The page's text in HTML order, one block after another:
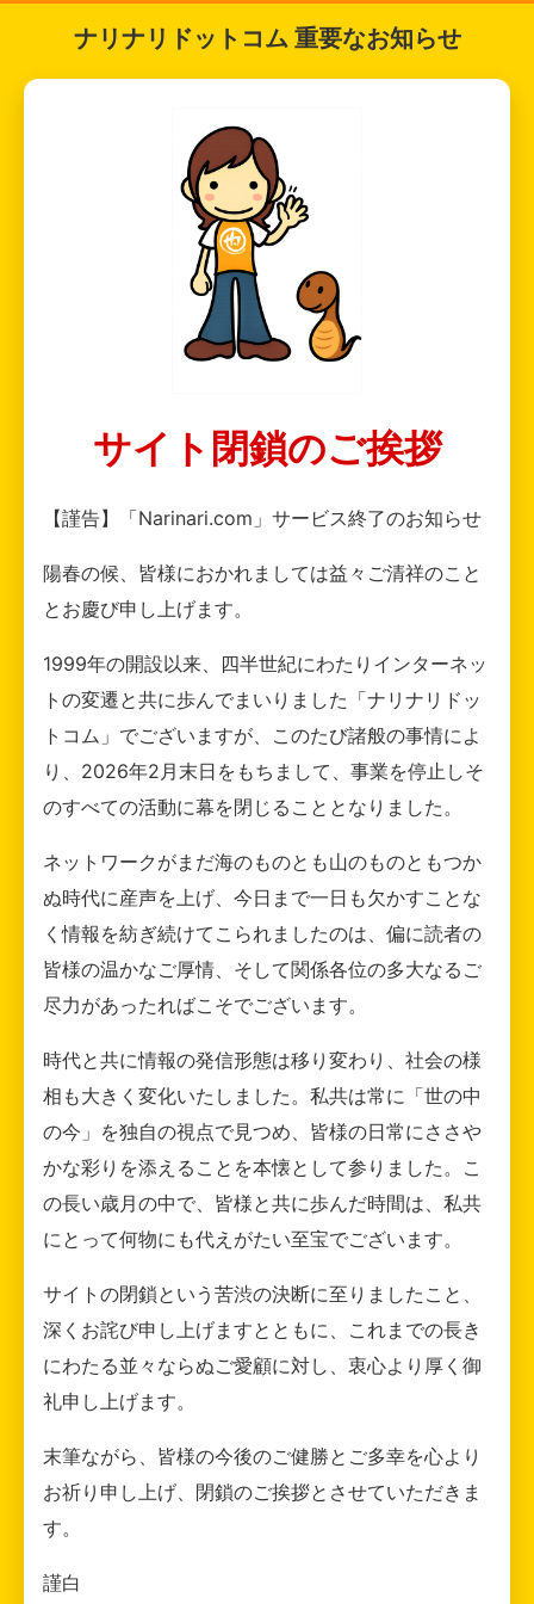
ナリナリドットコム 重要なお知らせ
サイト閉鎖のご挨拶
【謹告】「Narinari.com」サービス終了のお知らせ
陽春の候、皆様におかれましては益々ご清祥のこと
とお慶び申し上げます。
1999年の開設以来、四半世紀にわたりインターネッ
トの変遷と共に歩んでまいりました「ナリナリドッ
トコム」でございますが、このたび諸般の事情によ
り、2026年2月末日をもちまして、事業を停止しそ
のすべての活動に幕を閉じることとなりました。
ネットワークがまだ海のものとも山のものともつか
ぬ時代に産声を上げ、今日まで一日も欠かすことな
く情報を紡ぎ続けてこられましたのは、偏に読者の
皆様の温かなご厚情、そして関係各位の多大なるご
尽力があったればこそでございます。
時代と共に情報の発信形態は移り変わり、社会の様
相も大きく変化いたしました。私共は常に「世の中
の今」を独自の視点で見つめ、皆様の日常にささや
かな彩りを添えることを本懐として参りました。こ
の長い歳月の中で、皆様と共に歩んだ時間は、私共
にとって何物にも代えがたい至宝でございます。
サイトの閉鎖という苦渋の決断に至りましたこと、
深くお詫び申し上げますとともに、これまでの長き
にわたる並々ならぬご愛顧に対し、衷心より厚く御
礼申し上げます。
末筆ながら、皆様の今後のご健勝とご多幸を心より
お祈り申し上げ、閉鎖のご挨拶とさせていただきま
す。
謹白